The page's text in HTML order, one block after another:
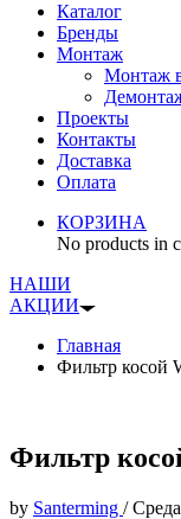
Каталог
Бренды
Монтаж
Монтаж
Проекты
Контакты
Доставка
Оплата
КОРЗИНА
No products in
НАШИ
АКЦИИ
Главная
Фильтр косой
Фильтр
by Santerming /